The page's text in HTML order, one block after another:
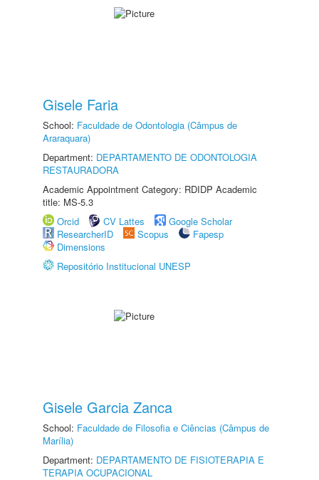
Gisele Faria
School: Faculdade de Odontologia (Câmpus de
Araraquara)
Department: DEPARTAMENTO DE ODONTOLOGIA
RESTAURADORA
Academic Appointment Category: RDIDP Academic
title: MS-5.3
Orcid
CV Lattes
Google Scholar
ResearcherID
Scopus
Fapesp
Dimensions
Repositório Institucional UNESP
Gisele Garcia Zanca
School: Faculdade de Filosofia e Ciências (Câmpus de
Marília)
Department: DEPARTAMENTO DE FISIOTERAPIA E
TERAPIA OCUPACIONAL